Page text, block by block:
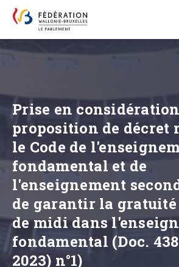
Prise en
proposition de décret
le Code de
fondamental et de
l'enseignement
de garantir la gratuité
de midi dans
fondamental (Doc.
2023) n°1)